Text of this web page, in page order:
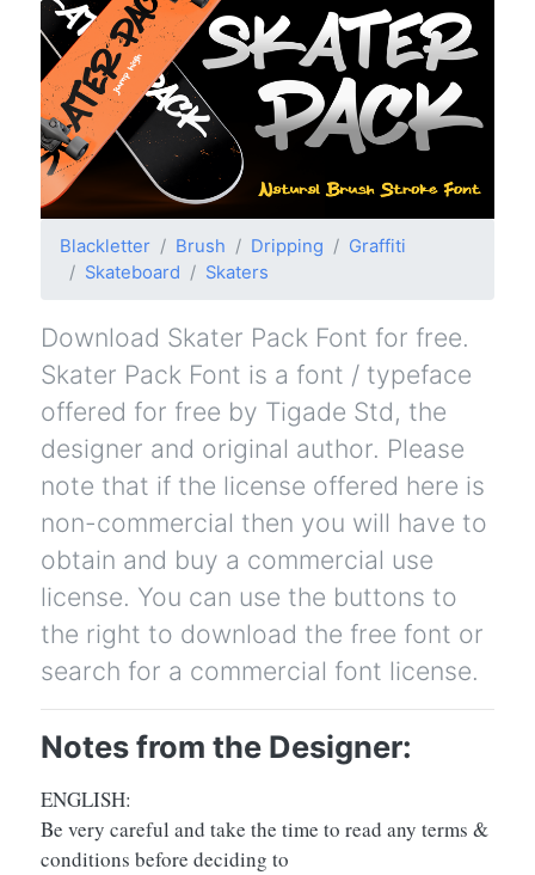
Blackletter Brush Dripping
Graffiti
Skateboard
Skaters
Download Skater Pack Font for free.
Skater Pack Font is a font / typeface
offered for free by Tigade Std, the
designer and original author. Please
note that if the license offered here is
non-commercial then you will have to
obtain and buy a commercial use
license. You can use the buttons to
the right to download the free font or
search for a commercial font license.
Notes from the Designer:
ENGLISH:
Be very careful and take the time to read any terms &
conditions before deciding to